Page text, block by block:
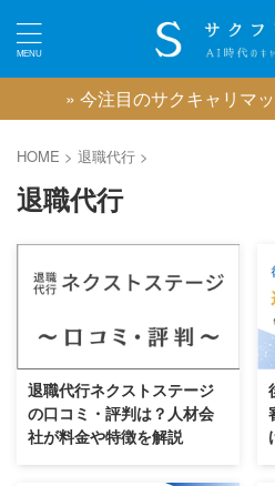
カテゴリー
ピックアップ
広告業界に強い転職エージェント
ゲーム業界に強い転職エージェ
映像業界に強い転職エージェント
コンサル業界に強い転職エージ
クリエイティブ職に強い転職エ
おすすめのキャリアコーチング
» 今注目のサクキャリマ
HOME > 退職代行 >
退職代行
2026/8/9
退職代行ネクストステージ
の口コミ・評判は？人材会
社が料金や特徴を解説